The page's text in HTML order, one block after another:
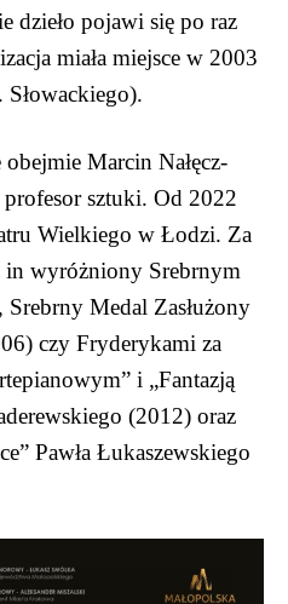
dzieło pojawi się po raz
miała miejsce w 2003
Marcin Nałęcz-
sztuki. Od 2022
Wielkiego w Łodzi. Za
in wyróżniony Srebrnym
Medal Zasłużony
czy Fryderykami za
i „Fantazją
(2012) oraz
Pawła Łukaszewskiego